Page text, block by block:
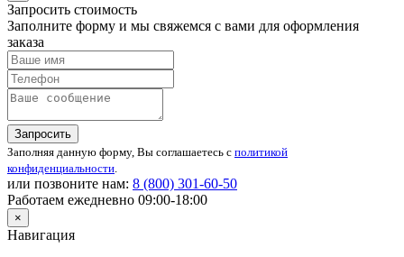
Запросить стоимость
Заполните форму и мы свяжемся с вами для оформления
заказа
Запросить
Заполняя данную форму, Вы соглашаетесь с политикой
конфиденциальности.
или позвоните нам: 8 (800) 301-60-50
Работаем ежедневно 09:00-18:00
×
Навигация